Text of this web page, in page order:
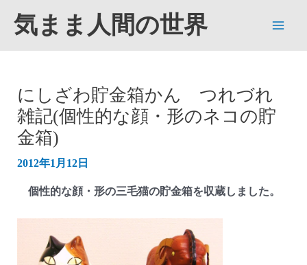
気まま人間の世界
にしざわ貯金箱かん つれづれ
雑記(個性的な顔・形のネコの貯
金箱)
2012年1月12日
個性的な顔・形の三毛猫の貯金箱を収蔵しました。